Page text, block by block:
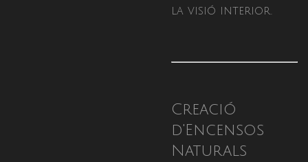
la visió interior.
Creació
d'Encensos
Naturals